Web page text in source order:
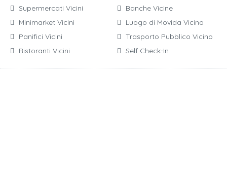
Supermercati Vicini
Minimarket Vicini
Panifici Vicini
Ristoranti Vicini
Banche Vicine
Luogo di Movida Vicino
Trasporto Pubblico Vicino
Self Check-In